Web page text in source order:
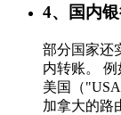
4、国内
部分国家还
内转账。 例
美国（
加拿大的路